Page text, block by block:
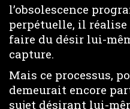
l’obsolescence
perpétuelle, il réalise
faire du désir lui-
capture.
Mais ce processus,
demeurait encore
sujet désirant lui-